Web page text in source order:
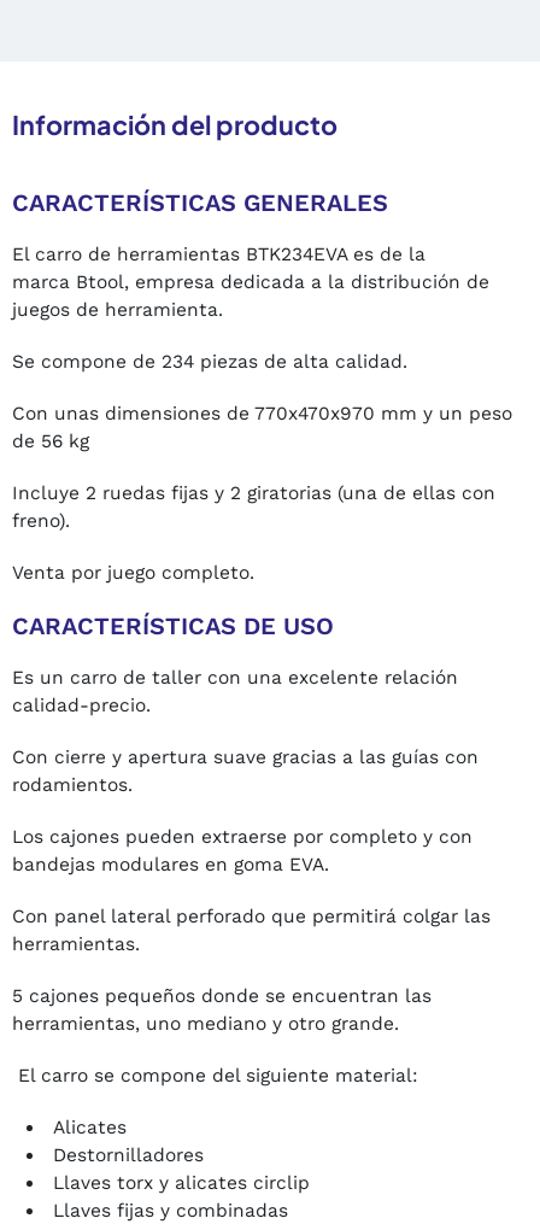
Información del producto
CARACTERÍSTICAS GENERALES
El carro de herramientas BTK234EVA es de la
marca Btool, empresa dedicada a la distribución de
juegos de herramienta.
Se compone de 234 piezas de alta calidad.
Con unas dimensiones de 770x470x970 mm y un peso
de 56 kg
Incluye 2 ruedas fijas y 2 giratorias (una de ellas con
freno).
Venta por juego completo.
CARACTERÍSTICAS DE USO
Es un carro de taller con una excelente relación
calidad-precio.
Con cierre y apertura suave gracias a las guías con
rodamientos.
Los cajones pueden extraerse por completo y con
bandejas modulares en goma EVA.
Con panel lateral perforado que permitirá colgar las
herramientas.
5 cajones pequeños donde se encuentran las
herramientas, uno mediano y otro grande.
El carro se compone del siguiente material:
Alicates
Destornilladores
Llaves torx y alicates circlip
Llaves fijas y combinadas